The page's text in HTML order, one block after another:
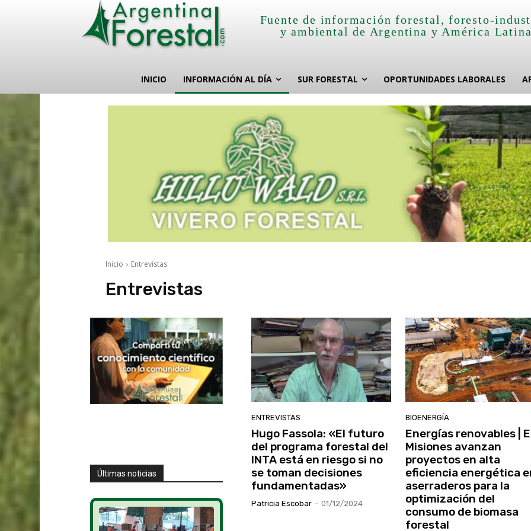
Fuente de información forestal, foresto-
y ambiental de Argentina y América
INICIO INFORMACIÓN AL DÍA SUR FORESTAL OPORTUNIDADES LABORALES
Inicio Entrevistas
Entrevistas
Últimas noticias
ENTREVISTAS
Hugo Fassola: «El futuro
del programa forestal del
INTA está en riesgo si no
se toman decisiones
fundamentadas»
Patricia Escobar - 01/12/2024
BIOENERGÍA
Energías renovables |
Misiones avanzan
proyectos en alta
eficiencia energética
aserraderos para la
optimización del
consumo de biomasa
forestal